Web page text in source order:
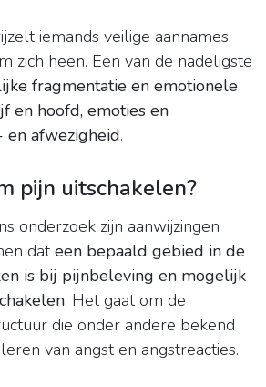
iemands veilige aannames
zich heen. Een van de nadeligste
fragmentatie en emotionele
en hoofd, emoties en
en afwezigheid.
pijn uitschakelen?
onderzoek zijn aanwijzingen
dateen bepaald gebied in de
is bij pijnbeleving en mogelijk
. Het gaat om de
die onder andere bekend
van angst en angstreacties.